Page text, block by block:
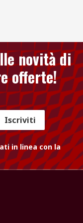
novità di
offerte!
Iscriviti
in linea con la